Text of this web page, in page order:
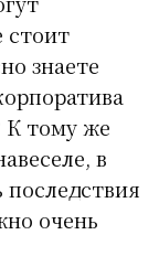
стоит
знаете
К тому же
в
последствия
очень